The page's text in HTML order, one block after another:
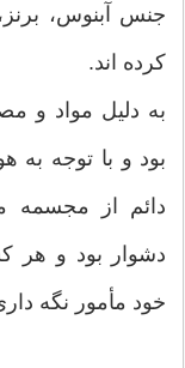
جنس آبنوس،
کرده اند.
به دلیل مواد و
بود و با توجه به
دائم از مجسمه
دشوار بود و هر
خود مأمور نگه